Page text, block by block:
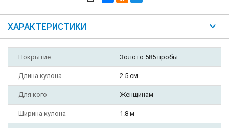
ХАРАКТЕРИСТИКИ
Покрытие Золото 585 пробы
Длина кулона 2.5 см
Для кого Женщинам
Ширина кулона 1.8 м